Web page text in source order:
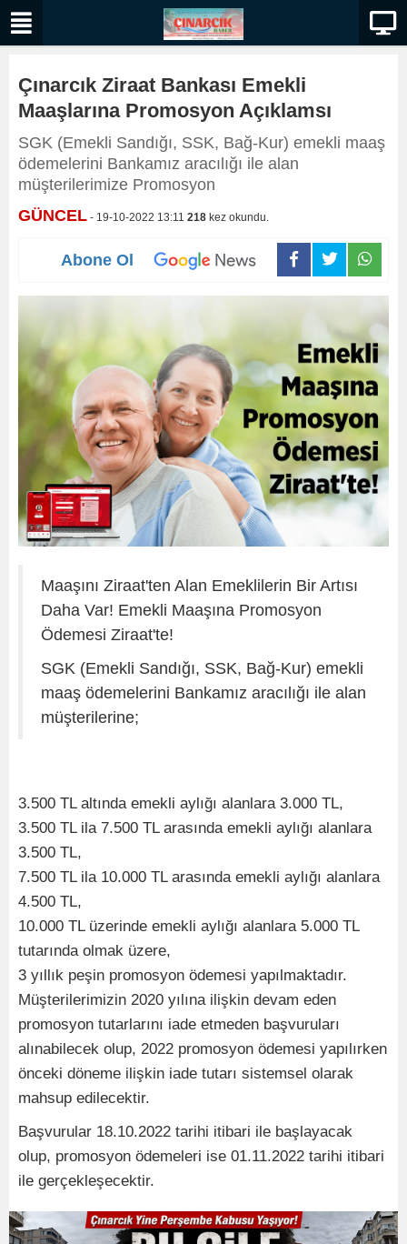
Çınarcık Ziraat Bankası Emekli
Maaşlarına Promosyon Açıklamsı
SGK (Emekli Sandığı, SSK, Bağ-Kur) emekli maaş
ödemelerini Bankamız aracılığı ile alan
müşterilerimize Promosyon
GÜNCEL - 19-10-2022 13:11 218 kez okundu.
Abone Ol
Maaşını Ziraat'ten Alan Emeklilerin Bir Artısı
Daha Var! Emekli Maaşına Promosyon
Ödemesi Ziraat'te!
SGK (Emekli Sandığı, SSK, Bağ-Kur) emekli
maaş ödemelerini Bankamız aracılığı ile alan
müşterilerine;
3.500 TL altında emekli aylığı alanlara 3.000 TL,
3.500 TL ila 7.500 TL arasında emekli aylığı alanlara
3.500 TL,
7.500 TL ila 10.000 TL arasında emekli aylığı alanlara
4.500 TL,
10.000 TL üzerinde emekli aylığı alanlara 5.000 TL
tutarında olmak üzere,
3 yıllık peşin promosyon ödemesi yapılmaktadır.
Müşterilerimizin 2020 yılına ilişkin devam eden
promosyon tutarlarını iade etmeden başvuruları
alınabilecek olup, 2022 promosyon ödemesi yapılırken
önceki döneme ilişkin iade tutarı sistemsel olarak
mahsup edilecektir.
Başvurular 18.10.2022 tarihi itibari ile başlayacak
olup, promosyon ödemeleri ise 01.11.2022 tarihi itibari
ile gerçekleşecektir.